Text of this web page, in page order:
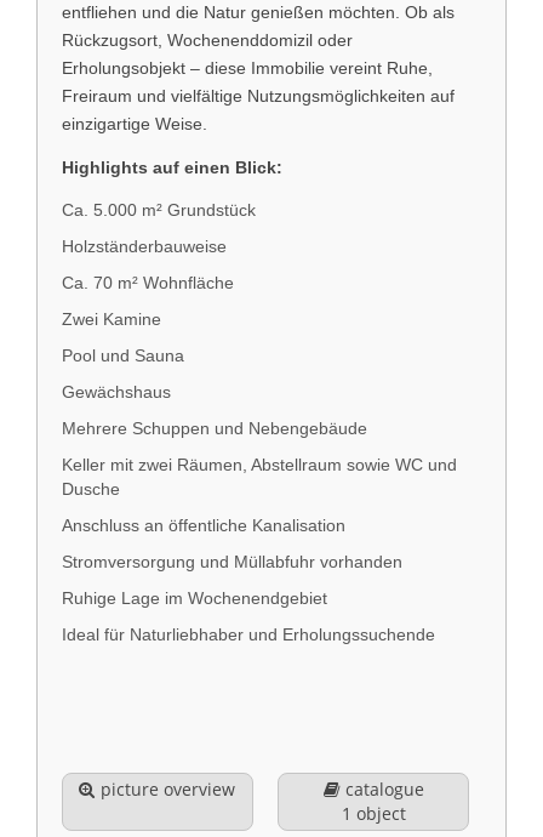
entfliehen und die Natur genießen möchten. Ob als
Rückzugsort, Wochenenddomizil oder
Erholungsobjekt – diese Immobilie vereint Ruhe,
Freiraum und vielfältige Nutzungsmöglichkeiten auf
einzigartige Weise.
Highlights auf einen Blick:
Ca. 5.000 m² Grundstück
Holzständerbauweise
Ca. 70 m² Wohnfläche
Zwei Kamine
Pool und Sauna
Gewächshaus
Mehrere Schuppen und Nebengebäude
Keller mit zwei Räumen, Abstellraum sowie WC und
Dusche
Anschluss an öffentliche Kanalisation
Stromversorgung und Müllabfuhr vorhanden
Ruhige Lage im Wochenendgebiet
Ideal für Naturliebhaber und Erholungssuchende
picture overview
catalogue
1 object